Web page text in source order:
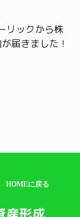
リックから株
届きました！
に戻る